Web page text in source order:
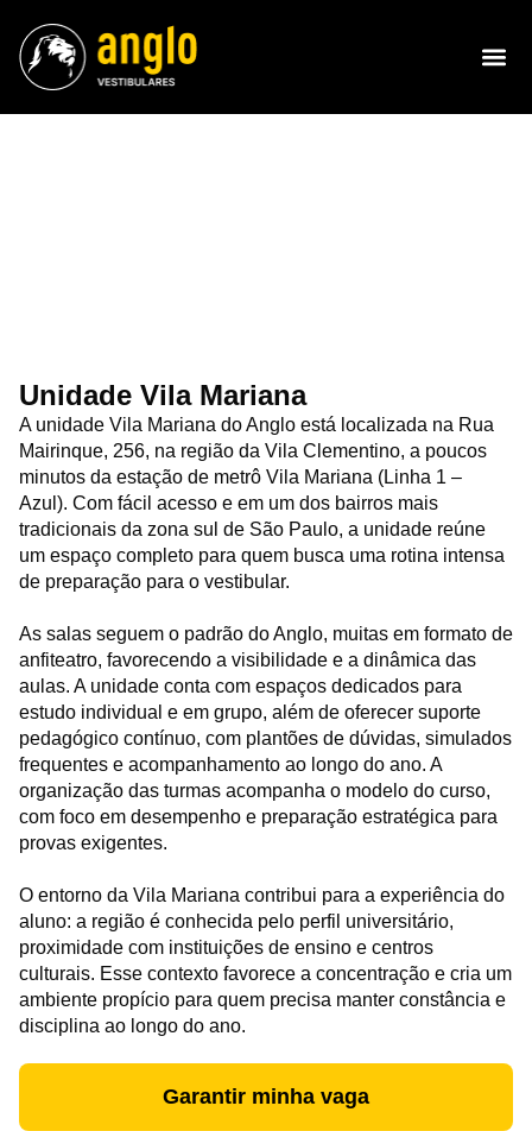
Unidade Vila Mariana
A unidade Vila Mariana do Anglo está localizada na Rua
Mairinque, 256, na região da Vila Clementino, a poucos
minutos da estação de metrô Vila Mariana (Linha 1 –
Azul). Com fácil acesso e em um dos bairros mais
tradicionais da zona sul de São Paulo, a unidade reúne
um espaço completo para quem busca uma rotina intensa
de preparação para o vestibular.
As salas seguem o padrão do Anglo, muitas em formato de
anfiteatro, favorecendo a visibilidade e a dinâmica das
aulas. A unidade conta com espaços dedicados para
estudo individual e em grupo, além de oferecer suporte
pedagógico contínuo, com plantões de dúvidas, simulados
frequentes e acompanhamento ao longo do ano. A
organização das turmas acompanha o modelo do curso,
com foco em desempenho e preparação estratégica para
provas exigentes.
O entorno da Vila Mariana contribui para a experiência do
aluno: a região é conhecida pelo perfil universitário,
proximidade com instituições de ensino e centros
culturais. Esse contexto favorece a concentração e cria um
ambiente propício para quem precisa manter constância e
disciplina ao longo do ano.
Garantir minha vaga